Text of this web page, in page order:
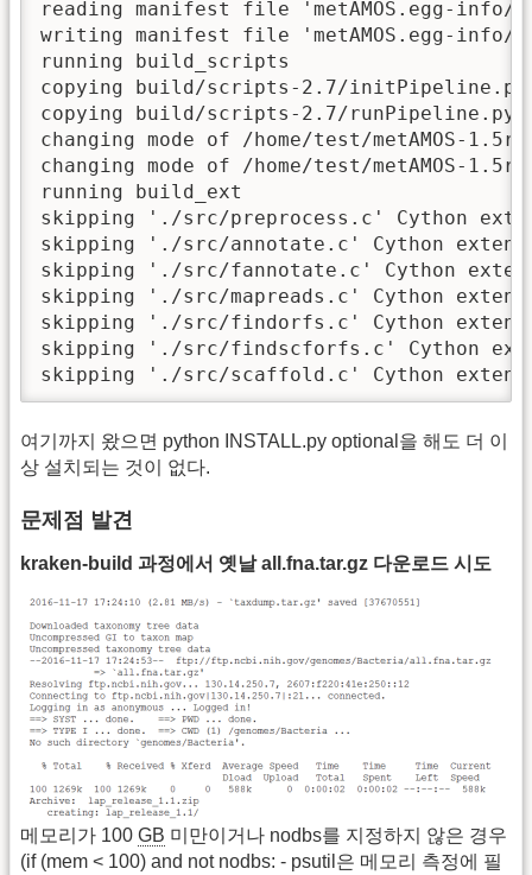
reading manifest file 'metAMOS.egg-info/
writing manifest file 'metAMOS.egg-info/
running build_scripts
copying build/scripts-2.7/initPipeline.py -
copying build/scripts-2.7/runPipeline.py -
changing mode of /home/test/metAMOS-
changing mode of /home/test/metAMOS-
running build_ext
skipping './src/preprocess.c' Cython
skipping './src/annotate.c' Cython
skipping './src/fannotate.c' Cython
skipping './src/mapreads.c' Cython
skipping './src/findorfs.c' Cython
skipping './src/findscforfs.c' Cython
skipping './src/scaffold.c' Cython
여기까지 왔으면 python INSTALL.py optional을 해도 더 이
상 설치되는 것이 없다.
문제점 발견
kraken-build 과정에서 옛날 all.fna.tar.gz 다운로드 시도
메모리가 100 GB 미만이거나 nodbs를 지정하지 않은 경우
(if (mem < 100) and not nodbs: - psutil은 메모리 측정에 필